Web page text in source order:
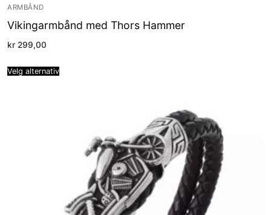
ARMBÅND
Vikingarmbånd med Thors Hammer
kr 299,00
Velg alternativ